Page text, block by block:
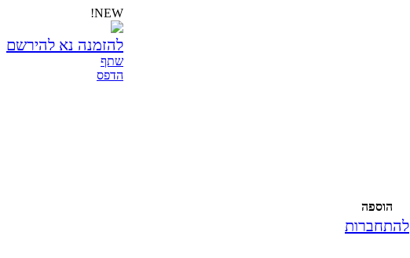
NEW!
להזמנה נא להירשם
שתף
הדפס
הוספה
להתחברות